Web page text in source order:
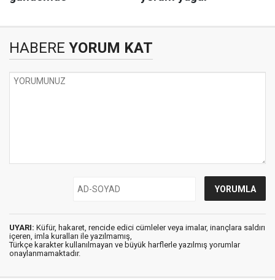
HABERE YORUM KAT
UYARI: Küfür, hakaret, rencide edici cümleler veya imalar, inançlara saldırı
içeren, imla kuralları ile yazılmamış,
Türkçe karakter kullanılmayan ve büyük harflerle yazılmış yorumlar
onaylanmamaktadır.